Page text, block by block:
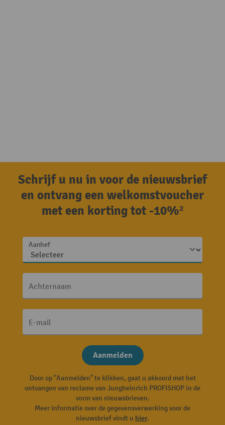
Schrijf u nu in voor de nieuwsbrief
en ontvang een welkomstvoucher
met een korting tot -10%²
Aanhef
Achternaam
E-mail
Aanmelden
Door op "Aanmelden" te klikken, gaat u akkoord met het
ontvangen van reclame van Jungheinrich PROFISHOP in de
vorm van nieuwsbrieven.
Meer informatie over de gegevensverwerking voor de
nieuwsbrief vindt u hier.